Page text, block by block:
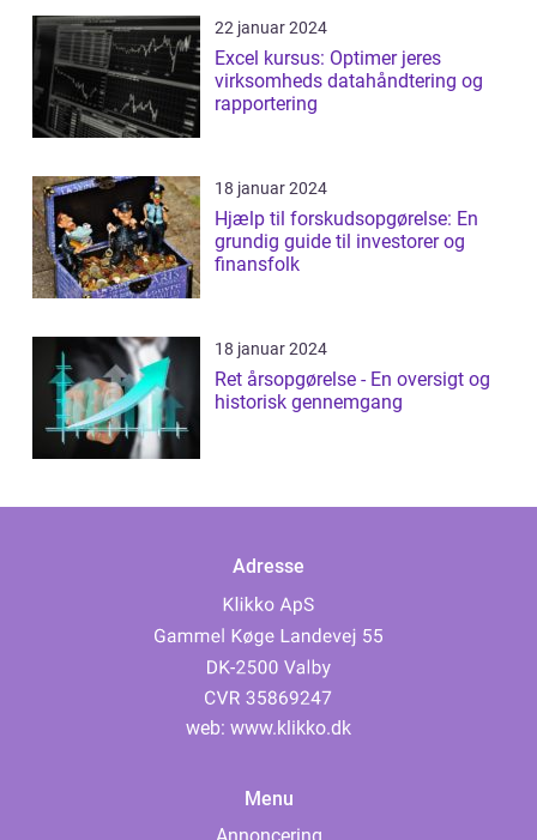
22 januar 2024
Excel kursus: Optimer jeres
virksomheds datahåndtering og
rapportering
18 januar 2024
Hjælp til forskudsopgørelse: En
grundig guide til investorer og
finansfolk
18 januar 2024
Ret årsopgørelse - En oversigt og
historisk gennemgang
Adresse
web: www.klikko.dk
Menu